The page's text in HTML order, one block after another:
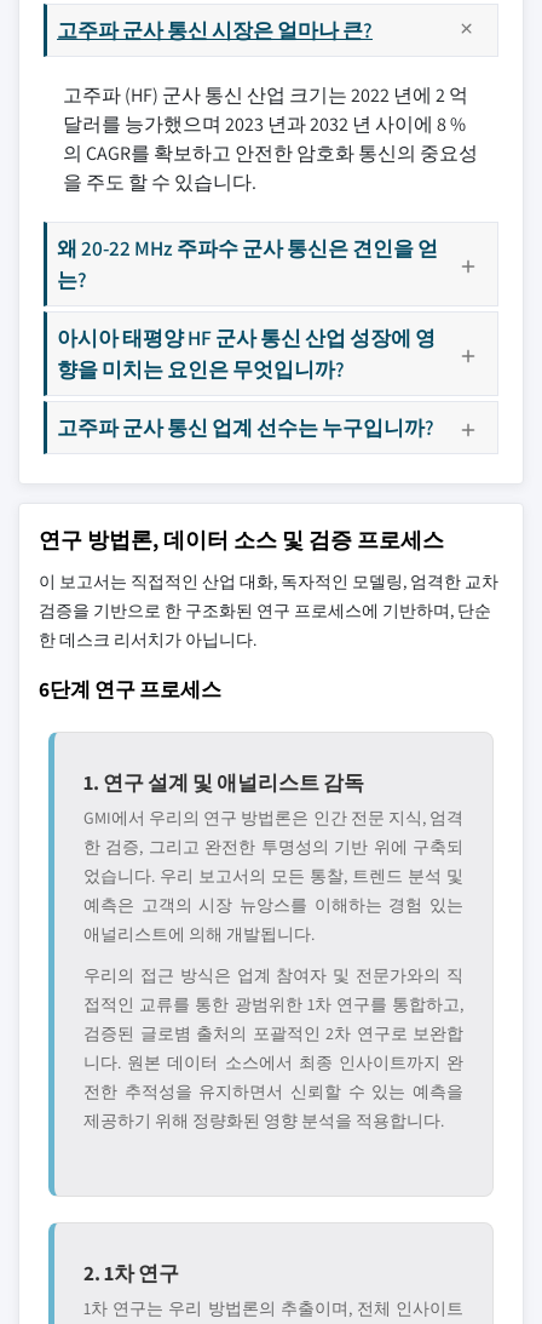
고주파 군사 통신 시장은 얼마나 큰?
고주파 (HF) 군사 통신 산업 크기는 2022 년에 2 억
달러를 능가했으며 2023 년과 2032 년 사이에 8 %
의 CAGR를 확보하고 안전한 암호화 통신의 중요성
을 주도 할 수 있습니다.
왜 20-22 MHz 주파수 군사 통신은 견인을 얻
는?
아시아 태평양 HF 군사 통신 산업 성장에 영
향을 미치는 요인은 무엇입니까?
고주파 군사 통신 업계 선수는 누구입니까?
연구 방법론, 데이터 소스 및 검증 프로세스
이 보고서는 직접적인 산업 대화, 독자적인 모델링, 엄격한 교차
검증을 기반으로 한 구조화된 연구 프로세스에 기반하며, 단순
한 데스크 리서치가 아닙니다.
6단계 연구 프로세스
1. 연구 설계 및 애널리스트 감독
GMI에서 우리의 연구 방법론은 인간 전문 지식, 엄격
한 검증, 그리고 완전한 투명성의 기반 위에 구축되
었습니다. 우리 보고서의 모든 통찰, 트렌드 분석 및
예측은 고객의 시장 뉴앙스를 이해하는 경험 있는
애널리스트에 의해 개발됩니다.
우리의 접근 방식은 업계 참여자 및 전문가와의 직
접적인 교류를 통한 광범위한 1차 연구를 통합하고,
검증된 글로볌 출처의 포괄적인 2차 연구로 보완합
니다. 원본 데이터 소스에서 최종 인사이트까지 완
전한 추적성을 유지하면서 신뢰할 수 있는 예측을
제공하기 위해 정량화된 영향 분석을 적용합니다.
2. 1차 연구
1차 연구는 우리 방법론의 추출이며, 전체 인사이트